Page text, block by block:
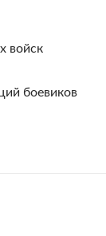
войск
боевиков